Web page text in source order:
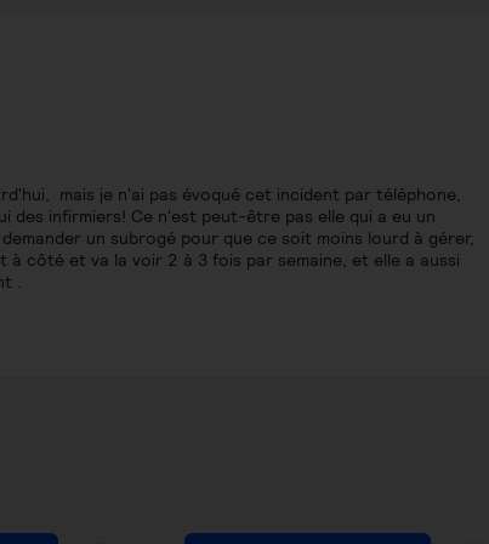
mais je n'ai pas évoqué cet incident par téléphone,
des infirmiers! Ce n'est peut-être pas elle qui a eu un
un subrogé pour que ce soit moins lourd à gérer,
à côté et va la voir 2 à 3 fois par semaine, et elle a aussi
.